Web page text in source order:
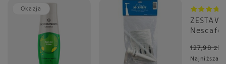
Okazja Okazja
Nescafé
6x16
127,98 zł
Najniższa